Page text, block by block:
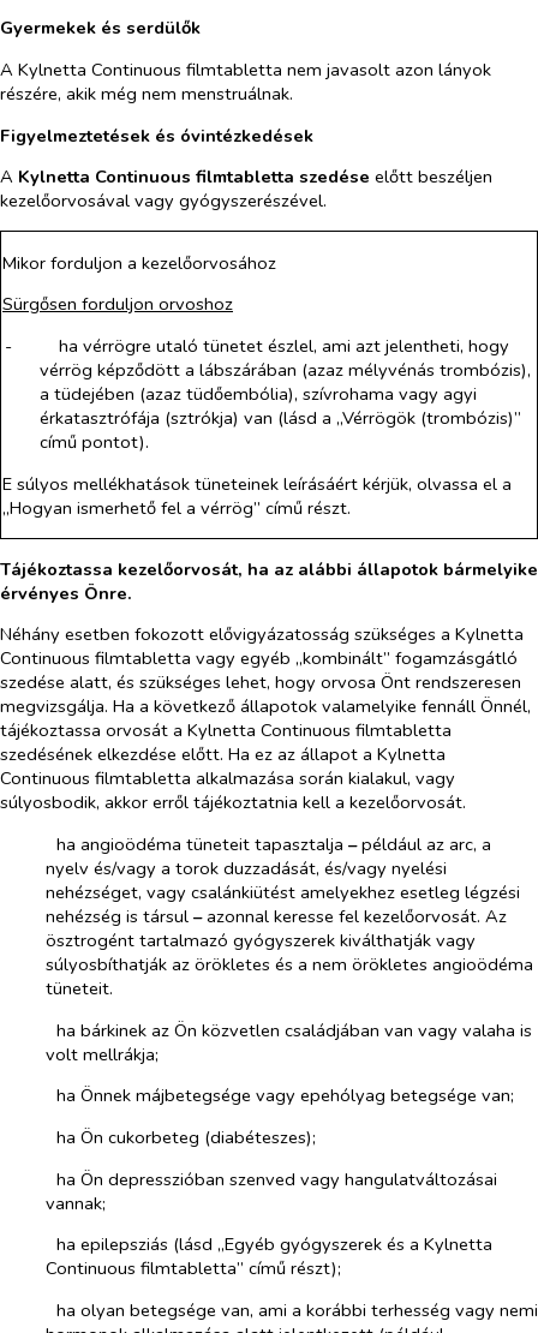
Gyermekek és serdülők
A Kylnetta Continuous filmtabletta nem javasolt azon lányok
részére, akik még nem menstruálnak.
Figyelmeztetések és óvintézkedések
A Kylnetta Continuous filmtabletta szedése előtt beszéljen
kezelőorvosával vagy gyógyszerészével.
Mikor forduljon a kezelőorvosához
Sürgősen forduljon orvoshoz
-​
ha vérrögre utaló tünetet észlel, ami azt jelentheti, hogy
vérrög képződött a lábszárában (azaz mélyvénás trombózis),
a tüdejében (azaz tüdőembólia), szívrohama vagy agyi
érkatasztrófája (sztrókja) van (lásd a „Vérrögök (trombózis)”
című pontot).
E súlyos mellékhatások tüneteinek leírásáért kérjük, olvassa el a
„Hogyan ismerhető fel a vérrög” című részt.
Tájékoztassa kezelőorvosát, ha az alábbi állapotok bármelyike
érvényes Önre.
Néhány esetben fokozott elővigyázatosság szükséges a Kylnetta
Continuous filmtabletta vagy egyéb „kombinált” fogamzásgátló
szedése alatt, és szükséges lehet, hogy orvosa Önt rendszeresen
megvizsgálja. Ha a következő állapotok valamelyike fennáll Önnél,
tájékoztassa orvosát a Kylnetta Continuous filmtabletta
szedésének elkezdése előtt. Ha ez az állapot a Kylnetta
Continuous filmtabletta alkalmazása során kialakul, vagy
súlyosbodik, akkor erről tájékoztatnia kell a kezelőorvosát.
ha angioödéma tüneteit tapasztalja –például az arc, a
nyelv és/vagy a torok duzzadását, és/vagy nyelési
nehézséget, vagy csalánkiütést amelyekhez esetleg légzési
nehézség is társul –azonnal keresse fel kezelőorvosát. Az
ösztrogént tartalmazó gyógyszerek kiválthatják vagy
súlyosbíthatják az örökletes és a nem örökletes angioödéma
tüneteit.
ha bárkinek az Ön közvetlen családjában van vagy valaha is
volt mellrákja;
ha Önnek májbetegsége vagy epehólyag betegsége van;
ha Ön cukorbeteg (diabéteszes);
ha Ön depresszióban szenved vagy hangulatváltozásai
vannak;
ha epilepsziás (lásd „Egyéb gyógyszerek és a Kylnetta
Continuous filmtabletta” című részt);
ha olyan betegsége van, ami a korábbi terhesség vagy nemi